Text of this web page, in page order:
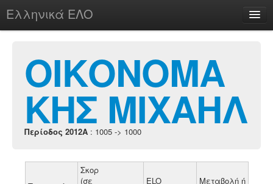
Ελληνικά ΕΛΟ
chesstu.be @ discord
Login
ΟΙΚΟΝΟΜΑ
ΚΗΣ ΜΙΧΑΗΛ
Περίοδος 2012A : 1005 -> 1000
Σκορ
(σε
ELO
Μεταβολή ή